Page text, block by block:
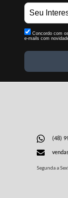
Concordo com
e-mails com
(48)
Segunda a